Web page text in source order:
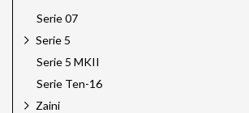
Serie 07
Serie 5
Serie 5 MKII
Serie Ten-16
Zaini